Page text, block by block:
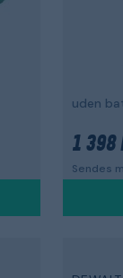
uden
1 398
Sendes